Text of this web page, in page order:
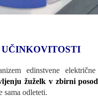
edinstvene
žuželk v zbirni
sama odleteti.